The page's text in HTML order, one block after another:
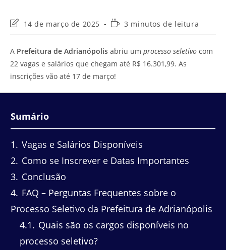
Última
post:
14 de março de 2025
Tempo3 minutos de leitura
A Prefeitura de Adrianópolis abriu um processo seletivo com
22 vagas e salários que chegam até R$ 16.301,99. As
inscrições vão até 17 de março!
Sumário
1
Vagas e Salários Disponíveis
2 Como se Inscrever e Datas Importantes
3 Conclusão
4 FAQ – Perguntas Frequentes sobre o
Processo Seletivo da Prefeitura de Adrianópolis
4.1
Quais são os cargos disponíveis no
processo seletivo?